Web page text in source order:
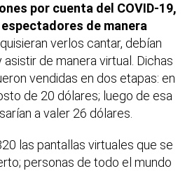
por cuenta del COVID-19,
de manera
verlos cantar, debían
de manera virtual. Dichas
vendidas en dos etapas: en
de 20 dólares; luego de esa
a valer 26 dólares.
las pantallas virtuales que se
personas de todo el mundo